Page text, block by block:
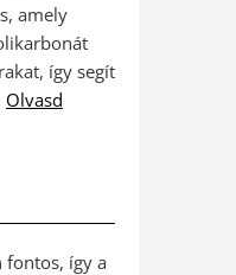
amely
így segít
Olvasd
fontos, így a